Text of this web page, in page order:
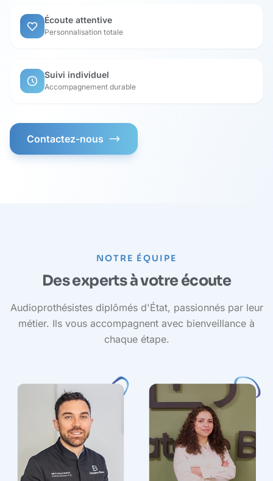
Écoute attentive
Personnalisation totale
Suivi individuel
Accompagnement durable
Contactez-nous
NOTRE ÉQUIPE
Des experts à votre écoute
Audioprothésistes diplômés d'État, passionnés par leur
métier. Ils vous accompagnent avec bienveillance à
chaque étape.